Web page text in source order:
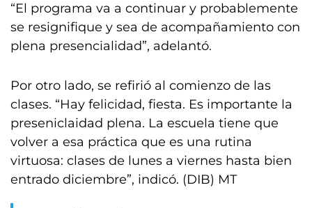
“El programa va a continuar y probablemente
se resignifique y sea de acompañamiento con
plena presencialidad”, adelantó.
Por otro lado, se refirió al comienzo de las
clases. “Hay felicidad, fiesta. Es importante la
preseniclaidad plena. La escuela tiene que
volver a esa práctica que es una rutina
virtuosa: clases de lunes a viernes hasta bien
entrado diciembre”, indicó. (DIB) MT